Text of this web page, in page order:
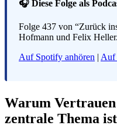
🎧 Diese Folge als
Folge 437 von “Zurück
Hofmann und Felix Heller.
Auf Spotify anhören | Auf
Warum
zentrale Thema ist